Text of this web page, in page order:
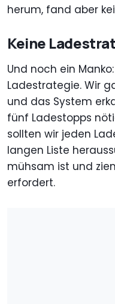
herum, fand aber
Keine
Und noch ein
Ladestrategie. Wir
und das System
fünf Ladestopps
sollten wir jeden
langen Liste
mühsam ist und
erfordert.